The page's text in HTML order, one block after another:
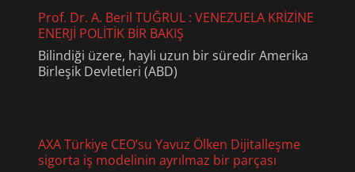
Prof. Dr. A. Beril TUĞRUL : VENEZUELA KRİZİNE
ENERJİ POLİTİK BİR BAKIŞ
Bilindiği üzere, hayli uzun bir süredir Amerika
Birleşik Devletleri (ABD)
AXA Türkiye CEO’su Yavuz Ölken Dijitalleşme
sigorta iş modelinin ayrılmaz bir parçası